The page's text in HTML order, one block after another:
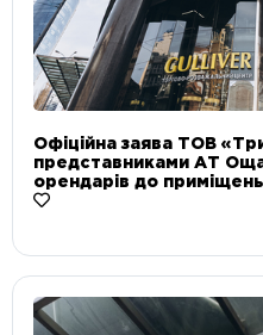
Офіційна заява ТОВ
представниками АТ
орендарів до